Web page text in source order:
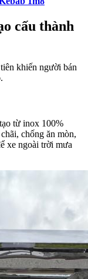
cấu thành
khiến người bán
từ inox 100%
chống ăn mòn,
xe ngoài trời mưa